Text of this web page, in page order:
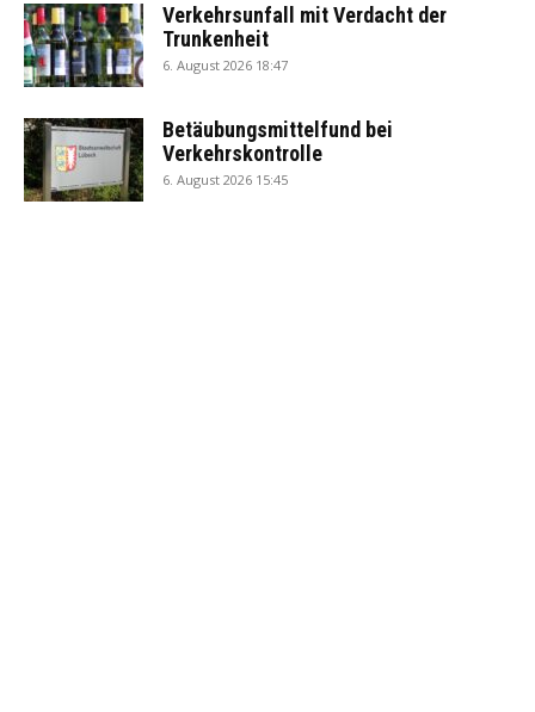
Verkehrsunfall mit Verdacht der
Trunkenheit
6. August 2026 18:47
Betäubungsmittelfund bei
Verkehrskontrolle
6. August 2026 15:45